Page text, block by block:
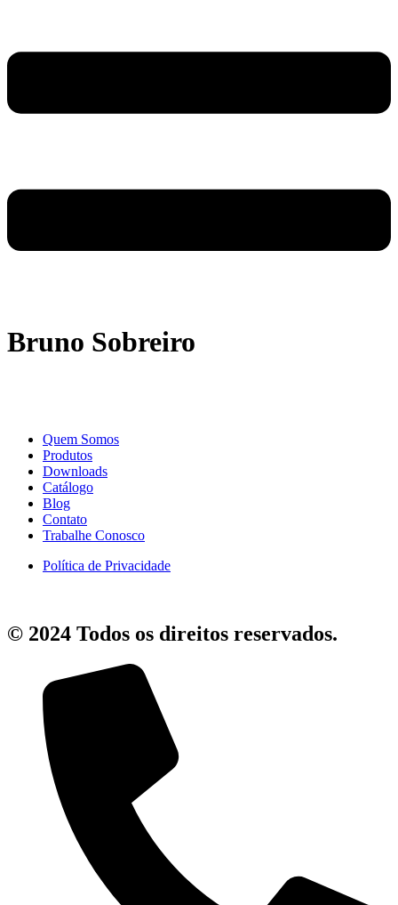
Bruno Sobreiro
Quem Somos
Produtos
Downloads
Catálogo
Blog
Contato
Trabalhe Conosco
Política de Privacidade
© 2024 Todos os direitos reservados.